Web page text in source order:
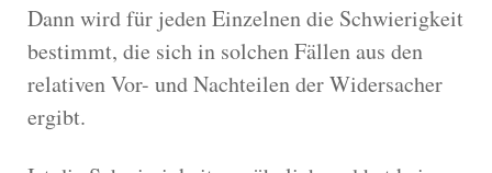
Dann wird für jeden Einzelnen die Schwierigkeit
bestimmt, die sich in solchen Fällen aus den
relativen Vor- und Nachteilen der Widersacher
ergibt.